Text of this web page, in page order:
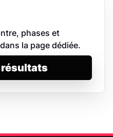
phases et
la page dédiée.
résultats